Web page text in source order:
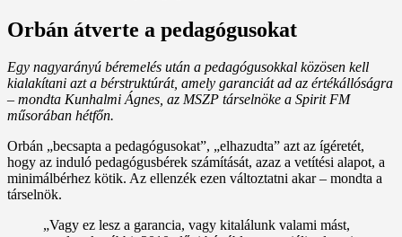
Orbán átverte a pedagógusokat
Egy nagyarányú béremelés után a pedagógusokkal közösen kell
kialakítani azt a bérstruktúrát, amely garanciát ad az értékállóságra
– mondta Kunhalmi Ágnes, az MSZP társelnöke a Spirit FM
műsorában hétfőn.
Orbán „becsapta a pedagógusokat”, „elhazudta” azt az ígéretét,
hogy az induló pedagógusbérek számítását, azaz a vetítési alapot, a
minimálbérhez kötik. Az ellenzék ezen változtatni akar – mondta a
társelnök.
„Vagy ez lesz a garancia, vagy kitalálunk valami mást,